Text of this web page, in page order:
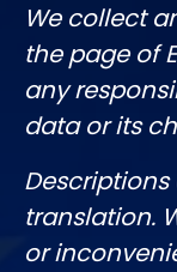
We collect
the page of
any
data or its
translation.
or